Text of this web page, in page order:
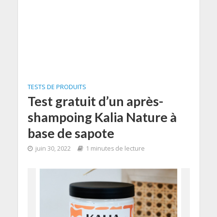
TESTS DE PRODUITS
Test gratuit d’un après-
shampoing Kalia Nature à
base de sapote
juin 30, 2022 1 minutes de lecture